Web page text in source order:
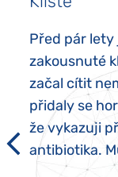
Před pár lety
zakousnuté
začal cítit
přidaly se
že vykazuji
antibiotika.